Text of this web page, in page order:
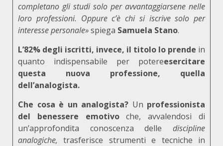
completano gli studi solo per avvantaggiarsene nelle
loro professioni. Oppure c’è chi si iscrive solo per
interesse personale»spiega Samuela Stano.
L’82% degli iscritti, invece, il titolo lo prende in
quanto indispensabile per potereesercitare
questa nuova professione, quella
dell’analogista.
Che cosa è un analogista? Un professionista
del benessere emotivoche, avvalendosi di
un’approfondita conoscenza delle discipline
analogiche, trasferisce strumenti e tecniche in